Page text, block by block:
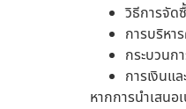
วิธีการจัด
การบริหา
กระบวนก
การเงินแ
หากการนำเสน